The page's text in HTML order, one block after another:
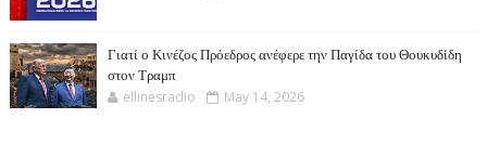
Γιατί ο Κινέζος Πρόεδρος ανέφερε την Παγίδα του Θουκυδίδη
στον Τραμπ
ellinesradio May 14, 2026